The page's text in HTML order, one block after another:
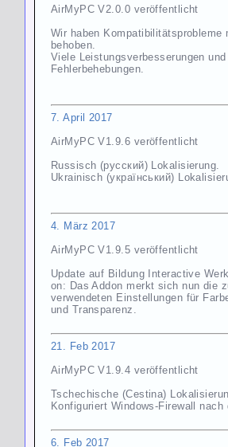
AirMyPC V2.0.0 veröffentlicht
Wir haben Kompatibilitätsprobleme
behoben.
Viele Leistungsverbesserungen und
Fehlerbehebungen.
7. April 2017
AirMyPC V1.9.6 veröffentlicht
Russisch (русский) Lokalisierung.
Ukrainisch (український)
4. März 2017
AirMyPC V1.9.5 veröffentlicht
Update auf Bildung Interactive
on: Das Addon merkt sich nun die
verwendeten Einstellungen für
und Transparenz.
21. Feb 2017
AirMyPC V1.9.4 veröffentlicht
Tschechische (Cestina)
Konfiguriert Windows-Firewall nach
6. Feb 2017